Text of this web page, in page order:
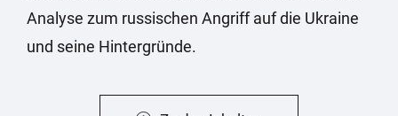
Analyse zum russischen Angriff auf die Ukraine
und seine Hintergründe.